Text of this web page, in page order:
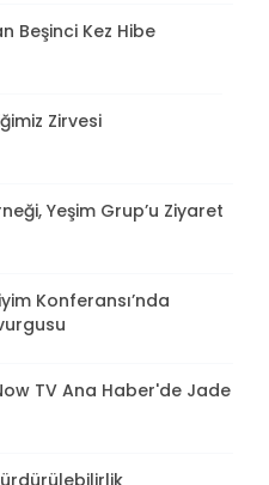
Beşinci Kez Hibe
Zirvesi
Yeşim Grup’u Ziyaret
Konferansı’nda
TV Ana Haber'de Jade